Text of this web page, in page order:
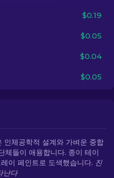
$0.19
$0.05
$0.04
$0.05
체공학적 설계와 가벼운 중합
체들이 애용합니다. 종이 테이
이 페인트로 도색했습니다. 진
난다